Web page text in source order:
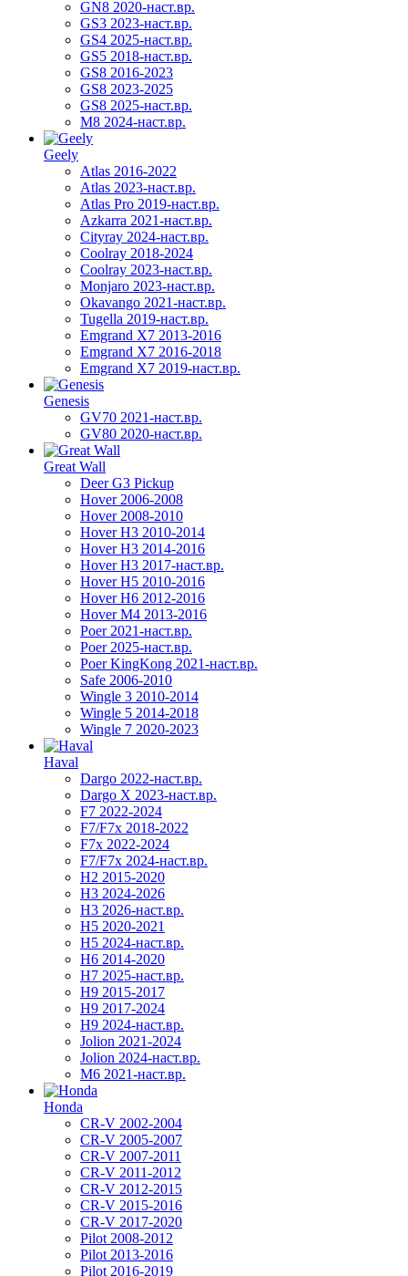
GN8 2020-наст.вр.
GS3 2023-наст.вр.
GS4 2025-наст.вр.
GS5 2018-наст.вр.
GS8 2016-2023
GS8 2023-2025
GS8 2025-наст.вр.
M8 2024-наст.вр.
Geely
Atlas 2016-2022
Atlas 2023-наст.вр.
Atlas Pro 2019-наст.вр.
Azkarra 2021-наст.вр.
Cityray 2024-наст.вр.
Coolray 2018-2024
Coolray 2023-наст.вр.
Monjaro 2023-наст.вр.
Okavango 2021-наст.вр.
Tugella 2019-наст.вр.
Emgrand Х7 2013-2016
Emgrand X7 2016-2018
Emgrand X7 2019-наст.вр.
Genesis
GV70 2021-наст.вр.
GV80 2020-наст.вр.
Great Wall
Deer G3 Pickup
Hover 2006-2008
Hover 2008-2010
Hover H3 2010-2014
Hover H3 2014-2016
Hover H3 2017-наст.вр.
Hover H5 2010-2016
Hover H6 2012-2016
Hover M4 2013-2016
Poer 2021-наст.вр.
Poer 2025-наст.вр.
Poer KingKong 2021-наст.вр.
Safe 2006-2010
Wingle 3 2010-2014
Wingle 5 2014-2018
Wingle 7 2020-2023
Haval
Dargo 2022-наст.вр.
Dargo X 2023-наст.вр.
F7 2022-2024
F7/F7x 2018-2022
F7x 2022-2024
F7/F7x 2024-наст.вр.
H2 2015-2020
H3 2024-2026
H3 2026-наст.вр.
H5 2020-2021
H5 2024-наст.вр.
H6 2014-2020
H7 2025-наст.вр.
H9 2015-2017
H9 2017-2024
H9 2024-наст.вр.
Jolion 2021-2024
Jolion 2024-наст.вр.
М6 2021-наст.вр.
Honda
CR-V 2002-2004
CR-V 2005-2007
CR-V 2007-2011
CR-V 2011-2012
CR-V 2012-2015
CR-V 2015-2016
CR-V 2017-2020
Pilot 2008-2012
Pilot 2013-2016
Pilot 2016-2019